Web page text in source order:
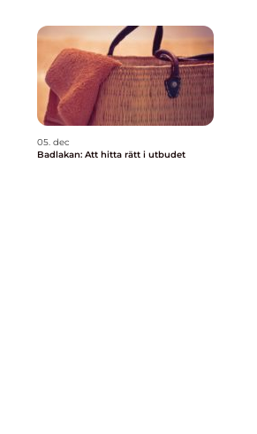
05. dec
Badlakan: Att hitta rätt i utbudet